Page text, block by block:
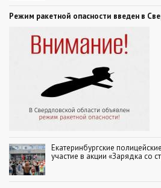
Режим ракетной опасности введен в
Екатеринбургские
участие в акции «Зарядка со